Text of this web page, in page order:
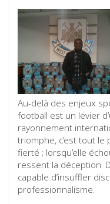
Au-delà des enjeux
football est un levier
rayonnement
triomphe, c’est tout le
fierté ; lorsqu’elle
ressent la déception.
capable d’insuffler
professionnalisme.